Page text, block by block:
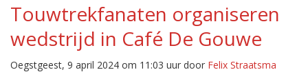
Touwtrekfanaten organiseren
wedstrijd in Café De Gouwe
Oegstgeest, 9 april 2024 om 11:03 uur door Felix Straatsma